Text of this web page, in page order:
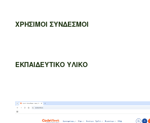
ΧΡΗΣΙΜΟΙ ΣΥΝΔΕΣΜΟΙ
ΕΚΠΑΙΔΕΥΤΙΚΟ ΥΛΙΚΟ